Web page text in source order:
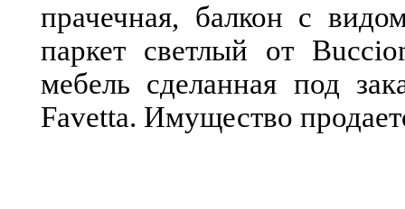
прачечная, балкон с
паркет светлый от
мебель сделанная под
Favetta. Имущество